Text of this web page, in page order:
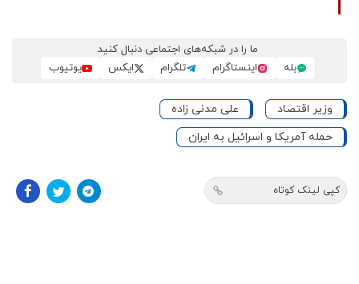
ما را در شبکه‌های اجتماعی دنبال کنید
بله
اینستاگرام تلگرام ایکس یوتیوب
وزیر اقتصاد
علی مدنی زاده
حمله آمریکا و اسرائیل به ایران
کپی لینک کوتاه